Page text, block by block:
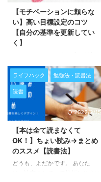
す。 これは良いなと思った本
を、一度読んだだけで眠らせてお
くのは勿体無い！ だからこそ、
それを自覚して、素晴らしい学び
ね。 今回は、私が1冊の本を学び
尽くすために行っている”7周読
み”の方法と効用をまとめまし
た。 ７ ...
【モチベーションに頼らな
い】高い目標設定のコツ
【自分の基準を更新してい
く】
を設定しても、頑張りきれないこ
とってありませんか？ その原因
は、リアルなモデルがいないから
です。 闇雲に高い基準を設定し
ても、本心からできると思ってい
ないと、なかなか達成できませ
成している現実の人をお手本にす
ることです。 本記事では、目標
設定を大幅に引き上げて、ブログ
更新に取り組んでみた3週間分の
ライフハック 勉強法・読書法
読書
2022/2/15
【本は全て読まなくて
OK！】ちょい読み→まとめ
のススメ【読書法】
どうも、よだかです。 あなた